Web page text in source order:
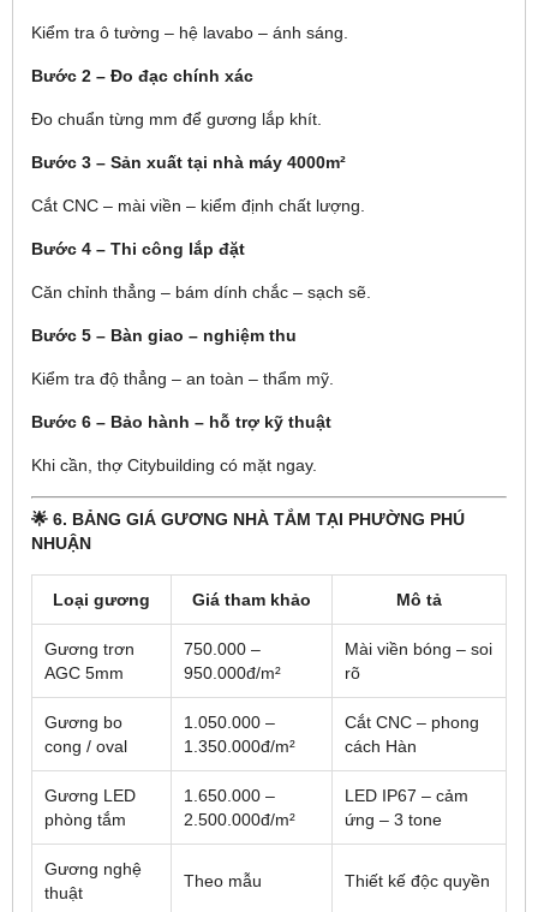
Kiểm tra ô tường – hệ lavabo – ánh sáng.
Bước 2 – Đo đạc chính xác
Đo chuẩn từng mm để gương lắp khít.
Bước 3 – Sản xuất tại nhà máy 4000m²
Cắt CNC – mài viền – kiểm định chất lượng.
Bước 4 – Thi công lắp đặt
Căn chỉnh thẳng – bám dính chắc – sạch sẽ.
Bước 5 – Bàn giao – nghiệm thu
Kiểm tra độ thẳng – an toàn – thẩm mỹ.
Bước 6 – Bảo hành – hỗ trợ kỹ thuật
Khi cần, thợ Citybuilding có mặt ngay.
🌟 6. BẢNG GIÁ GƯƠNG NHÀ TẮM TẠI PHƯỜNG PHÚ
NHUẬN
Loại gương Giá tham khảo Mô tả
Gương trơn
AGC 5mm
750.000 –
950.000đ/m²
Mài viền bóng – soi
rõ
Gương bo
cong / oval
1.050.000 –
1.350.000đ/m²
Cắt CNC – phong
cách Hàn
Gương LED
phòng tắm
1.650.000 –
2.500.000đ/m²
LED IP67 – cảm
ứng – 3 tone
Gương nghệ
thuật
Theo mẫu Thiết kế độc quyền